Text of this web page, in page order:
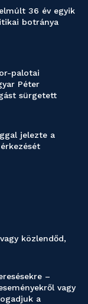
36 év egyik
botránya
palotai
Péter
sürgetett
jelezte a
közlendőd,
–
vagy
a